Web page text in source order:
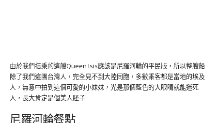
由於我們搭乘的這艘Queen Isis應該是尼羅河輪的平民版，所以整艘船
除了我們這團台灣人，完全見不到大陸同胞，多數乘客都是當地的埃及
人，無意中拍到這個可愛的小妹妹，光是那個藍色的大眼睛就能迷死
人，長大肯定是個美人胚子
尼羅河輪餐點